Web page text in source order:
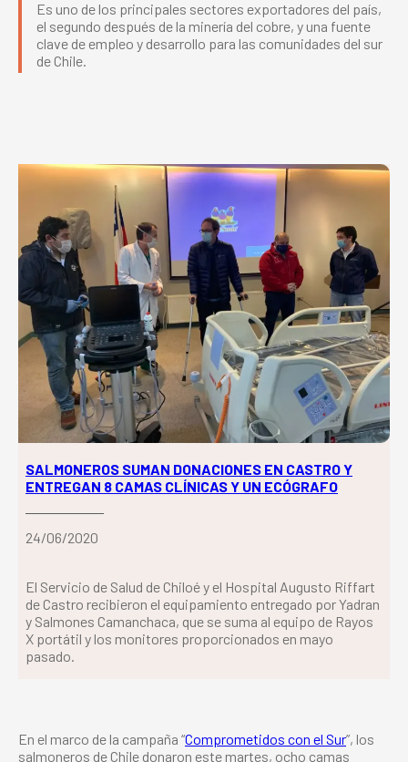
Es uno de los principales sectores exportadores del país,
el segundo después de la minería del cobre, y una fuente
clave de empleo y desarrollo para las comunidades del sur
de Chile.
SALMONEROS SUMAN DONACIONES EN CASTRO Y
ENTREGAN 8 CAMAS CLÍNICAS Y UN ECÓGRAFO
24/06/2020
El Servicio de Salud de Chiloé y el Hospital Augusto Riffart
de Castro recibieron el equipamiento entregado por Yadran
y Salmones Camanchaca, que se suma al equipo de Rayos
X portátil y los monitores proporcionados en mayo
pasado.
En el marco de la campaña “Comprometidos con el Sur”, los
salmoneros de Chile donaron este martes, ocho camas